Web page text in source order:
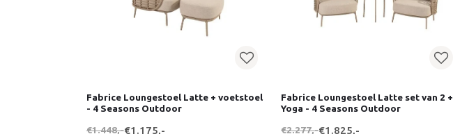
Fabrice Loungestoel Latte + voetstoel
- 4 Seasons Outdoor
€1.448,-€1.175,-
Fabrice Loungestoel Latte set van 2 +
Yoga - 4 Seasons Outdoor
€2.277,-€1.825,-